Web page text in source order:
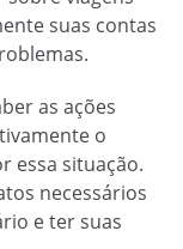
suas contas
as ações
o
essa situação.
necessários
e ter suas